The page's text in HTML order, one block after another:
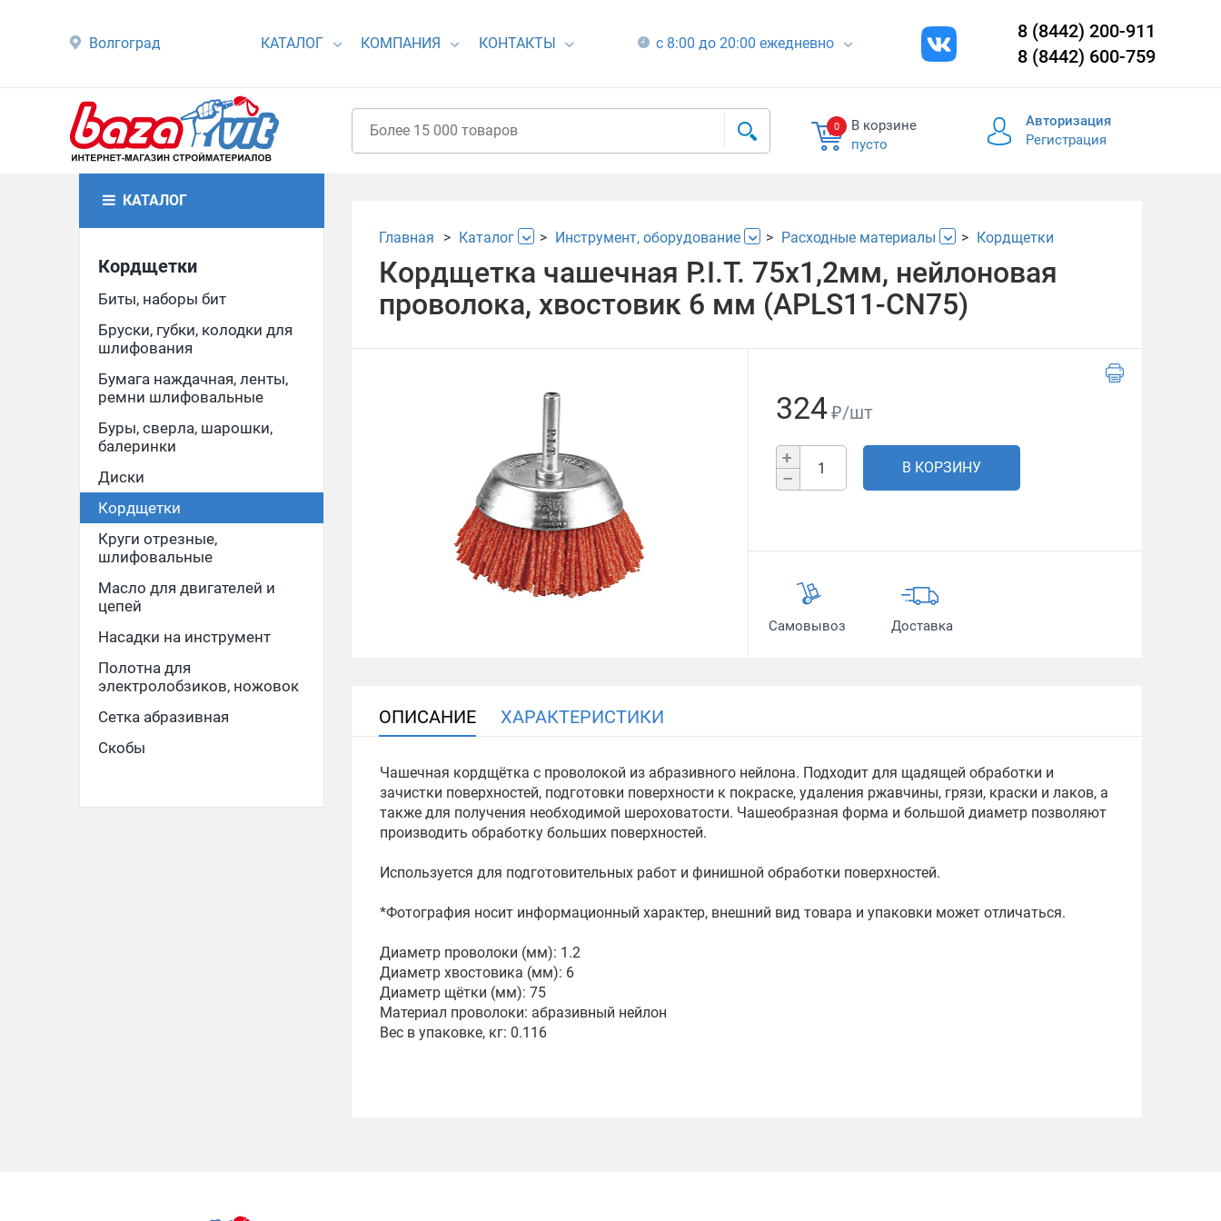
Волгоград КАТАЛОГ КОМПАНИЯ КОНТАКТЫ с 8:00 до 20:00 ежедневно
8 (8442) 200-911
8 (8442) 600-759
0
В корзине
пусто
Авторизация
Регистрация
КАТАЛОГ
Кордщетки
Биты, наборы бит
Бруски, губки, колодки для
шлифования
Бумага наждачная, ленты,
ремни шлифовальные
Буры, сверла, шарошки,
балеринки
Диски
Кордщетки
Круги отрезные,
шлифовальные
Масло для двигателей и
цепей
Насадки на инструмент
Полотна для
электролобзиков, ножовок
Сетка абразивная
Скобы
Главная Каталог Инструмент, оборудование Расходные материалы Кордщетки
Кордщетка чашечная P.I.T. 75x1,2мм, нейлоновая
проволока, хвостовик 6 мм (APLS11-CN75)
324₽/шт
+
–
В КОРЗИНУ
Самовывоз Доставка
ОПИСАНИЕ ХАРАКТЕРИСТИКИ
Чашечная кордщётка с проволокой из абразивного нейлона. Подходит для щадящей обработки и
зачистки поверхностей, подготовки поверхности к покраске, удаления ржавчины, грязи, краски и лаков, а
также для получения необходимой шероховатости. Чашеобразная форма и большой диаметр позволяют
производить обработку больших поверхностей.
Используется для подготовительных работ и финишной обработки поверхностей.
*Фотография носит информационный характер, внешний вид товара и упаковки может отличаться.
Диаметр проволоки (мм): 1.2
Диаметр хвостовика (мм): 6
Диаметр щётки (мм): 75
Материал проволоки: абразивный нейлон
Вес в упаковке, кг: 0.116